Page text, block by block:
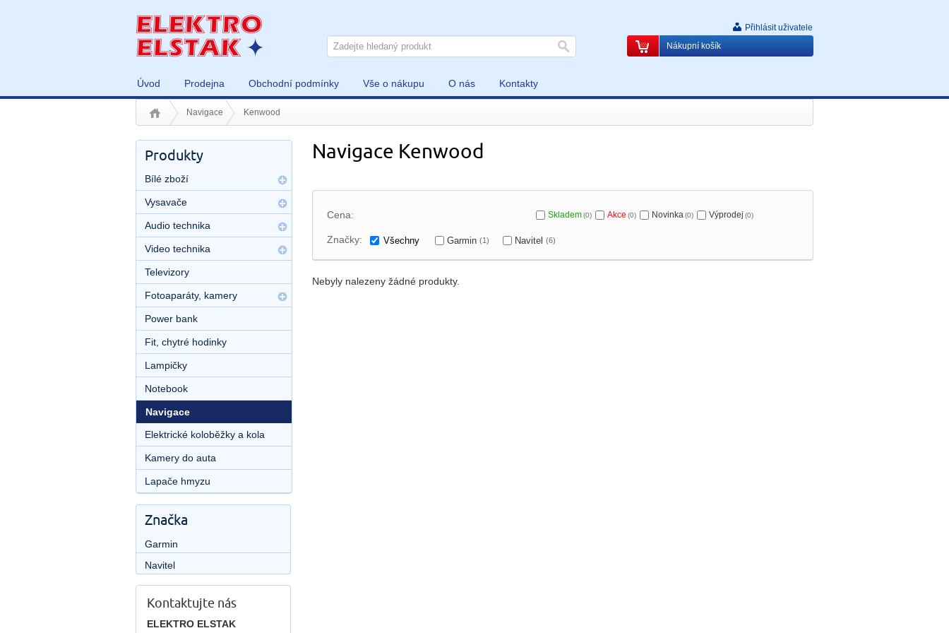
Úvod Prodejna Obchodní podmínky Vše o nákupu O nás Kontakty
Přihlásit uživatele
Nákupní košík
Navigace Kenwood
Navigace Kenwood
Cena: Skladem(0) Akce (0) Novinka(0) Výprodej (0)
Značky: Všechny Garmin (1) Navitel (6)
Nebyly nalezeny žádné produkty.
Produkty
Bílé zboží
Vysavače
Audio technika
Video technika
Televizory
Fotoaparáty, kamery
Power bank
Fit, chytré hodinky
Lampičky
Notebook
Navigace
Elektrické koloběžky a kola
Kamery do auta
Lapače hmyzu
Značka
Garmin
Navitel
Kontaktujte nás
ELEKTRO ELSTAK